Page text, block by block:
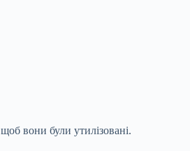
вони були утилізовані.